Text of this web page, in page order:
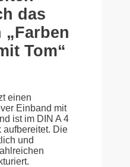
das
Tom“
einen
Einband mit
ist im DIN A 4
aufbereitet. Die
und